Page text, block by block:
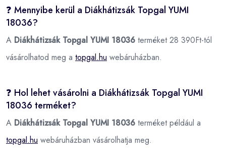
❓ Mennyibe kerül a Diákhátizsák Topgal YUMI
18036?
A Diákhátizsák Topgal YUMI 18036 terméket 28 390Ft-tól
vásárolhatod meg a topgal.hu webáruházban.
❓ Hol lehet vásárolni a Diákhátizsák Topgal YUMI
18036 terméket?
A Diákhátizsák Topgal YUMI 18036 terméket például a
topgal.hu webáruházban vásárolhatja meg.